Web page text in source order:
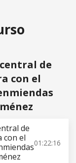
de
con el
de
con el
01:22:16